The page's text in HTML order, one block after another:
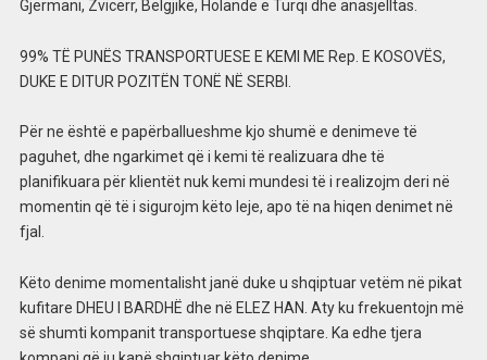
Gjermani, Zvicerr, Belgjikë, Holandë e Turqi dhe anasjelltas.
99% TË PUNËS TRANSPORTUESE E KEMI ME Rep. E KOSOVËS,
DUKE E DITUR POZITËN TONË NË SERBI.
Për ne është e papërballueshme kjo shumë e denimeve të
paguhet, dhe ngarkimet që i kemi të realizuara dhe të
planifikuara për klientët nuk kemi mundesi të i realizojm deri në
momentin që të i sigurojm këto leje, apo të na hiqen denimet në
fjal.
Këto denime momentalisht janë duke u shqiptuar vetëm në pikat
kufitare DHEU I BARDHË dhe në ELEZ HAN. Aty ku frekuentojn më
së shumti kompanit transportuese shqiptare. Ka edhe tjera